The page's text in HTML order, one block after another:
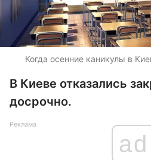
Когда осенние каникулы в
В Киеве отказались
досрочно.
Реклама
ad